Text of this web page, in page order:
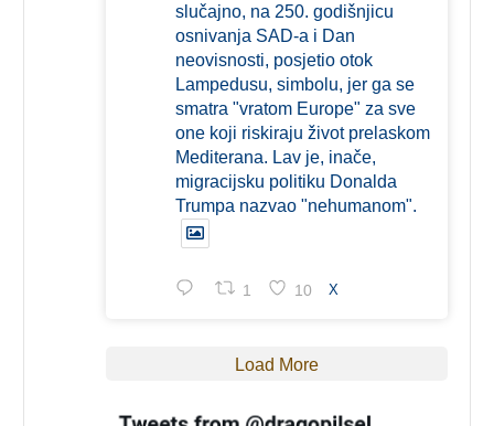
slučajno, na 250. godišnjicu
osnivanja SAD-a i Dan
neovisnosti, posjetio otok
Lampedusu, simbolu, jer ga se
smatra "vratom Europe" za sve
one koji riskiraju život prelaskom
Mediterana. Lav je, inače,
migracijsku politiku Donalda
Trumpa nazvao "nehumanom".
1 10 X
Load More